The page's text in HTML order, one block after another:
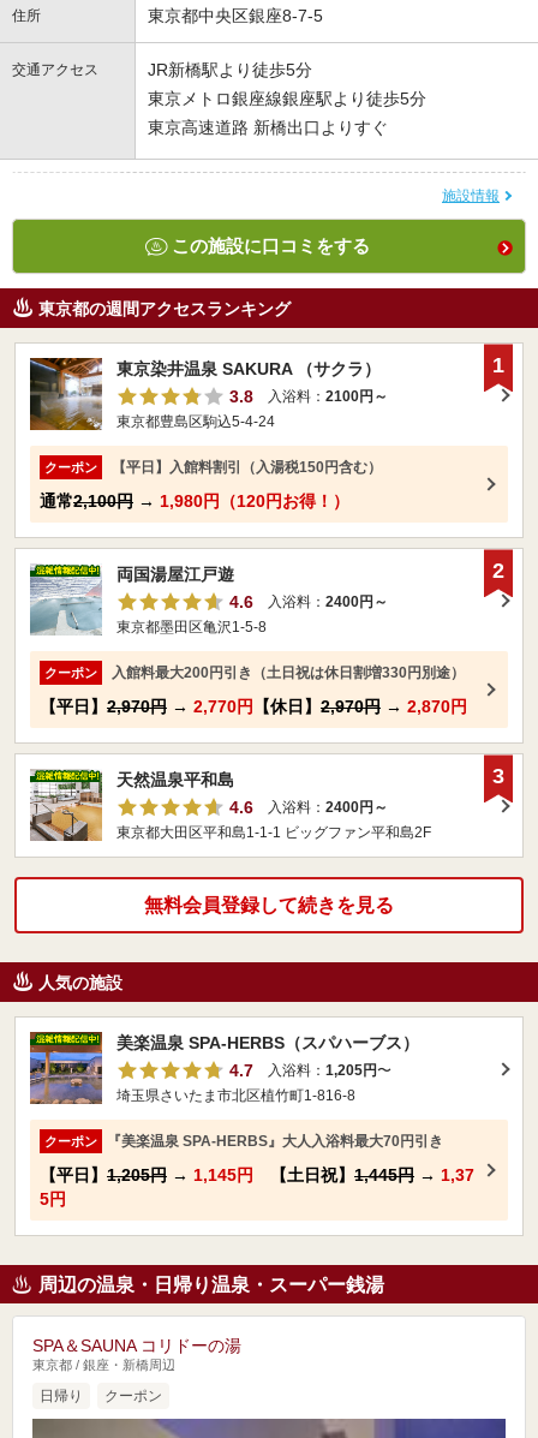
住所 東京都中央区銀座8-7-5
交通アクセス
JR新橋駅より徒歩5分
東京メトロ銀座線銀座駅より徒歩5分
東京高速道路 新橋出口よりすぐ
施設情報
この施設に口コミをする
東京都の週間アクセスランキング
東京染井温泉 SAKURA （サクラ）
3.8
入浴料： 2100円～
東京都豊島区駒込5-4-24
クーポン 【平日】入館料割引（入湯税150円含む）
通常2,100円 → 1,980円（120円お得！）
1
両国湯屋江戸遊
4.6
入浴料： 2400円～
東京都墨田区亀沢1-5-8
クーポン 入館料最大200円引き（土日祝は休日割増330円別途）
【平日】 2,970円 → 2,770円 【休日】 2,970円 → 2,870円
2
天然温泉平和島
4.6
入浴料： 2400円～
東京都大田区平和島1-1-1 ビッグファン平和島2F
3
無料会員登録して続きを見る
人気の施設
美楽温泉 SPA-HERBS（スパハーブス）
4.7
入浴料： 1,205円〜
埼玉県さいたま市北区植竹町1-816-8
クーポン 『美楽温泉 SPA-HERBS』大人入浴料最大70円引き
【平日】 1,205円 → 1,145円 【土日祝】 1,445円 → 1,37
5円
周辺の温泉・日帰り温泉・スーパー銭湯
SPA＆SAUNA コリドーの湯
東京都 / 銀座・新橋周辺
日帰り クーポン